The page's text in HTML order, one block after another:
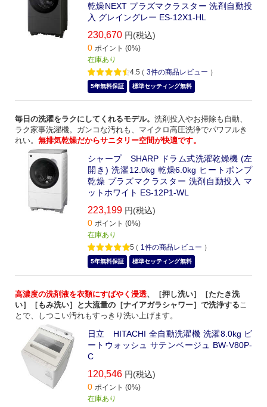
乾燥NEXT プラズマクラスター 洗剤自動投
入 グレイングレー ES-12X1-HL
230,670 円(税込)
0 ポイント (0%)
在庫あり
4.5（ 3件の商品レビュー ）
5年無料保証 標準セッティング無料
毎日の洗濯をラクにしてくれるモデル。 洗剤投入やお掃除も自動、
ラク家事洗濯機。ガンコな汚れも、マイクロ高圧洗浄でパワフルき
れい。 無排気乾燥だからサニタリー空間が快適です。
シャープ SHARP ドラム式洗濯乾燥機 (左
開き) 洗濯12.0kg 乾燥6.0kg ヒートポンプ
乾燥 プラズマクラスター 洗剤自動投入 マ
ットホワイト ES-12P1-WL
223,199 円(税込)
0 ポイント (0%)
在庫あり
5（ 1件の商品レビュー ）
5年無料保証 標準セッティング無料
高濃度の洗剤液を衣類にすばやく浸透、［押し洗い］［たたき洗
い］［もみ洗い］と大流量の［ナイアガラシャワー］で洗浄する こ
とで、しつこい汚れもすっきり洗い上げます。
日立 HITACHI 全自動洗濯機 洗濯8.0kg ビ
ートウォッシュ サテンベージュ BW-V80P-
C
120,546 円(税込)
0 ポイント (0%)
在庫あり